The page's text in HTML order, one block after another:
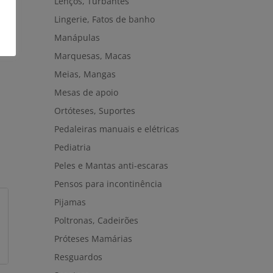
Lingerie, Fatos de banho
Manápulas
Marquesas, Macas
Meias, Mangas
Mesas de apoio
Ortóteses, Suportes
Pedaleiras manuais e elétricas
Pediatria
Peles e Mantas anti-escaras
Pensos para incontinência
Pijamas
Poltronas, Cadeirões
Próteses Mamárias
Resguardos